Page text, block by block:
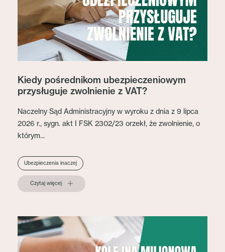
Kiedy pośrednikom ubezpieczeniowym
przysługuje zwolnienie z VAT?
Naczelny Sąd Administracyjny w wyroku z dnia z 9 lipca
2026 r., sygn. akt I FSK 2302/23 orzekł, że zwolnienie, o
którym...
Ubezpieczenia inaczej
Czytaj więcej